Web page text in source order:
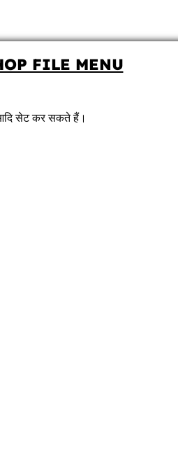
FILE MENU
सेट कर सकते हैं।